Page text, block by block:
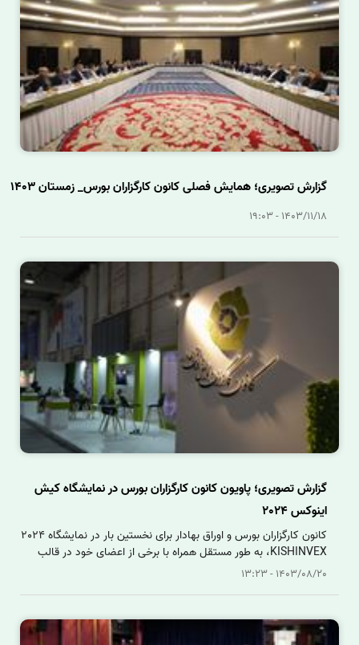
گزارش تصویری؛ همایش فصلی کانون کارگزاران بورس_ زمستان 1403
1403/11/18 - 19:03
گزارش تصویری؛ پاویون کانون کارگزاران بورس در نمایشگاه کیش
اینوکس 2024
1403/08/20 - 13:23
کانون کارگزاران بورس و اوراق بهادار برای نخستین بار در نمایشگاه 2024
KISHINVEX، به طور مستقل همراه با برخی از اعضای خود در قالب
پاویون کانون کارگزاران بورس حضور پررنگی داشت. برگذاری نشست
نهادهای سرمایه‌گذاری در نمایشگاه برگزار کرد.